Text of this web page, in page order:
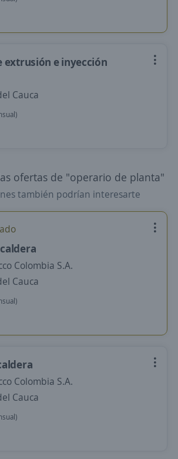
extrusión e inyección
Cauca
ofertas de "operario de planta"
también podrían interesarte
Colombia S.A.
Cauca
Colombia S.A.
Cauca